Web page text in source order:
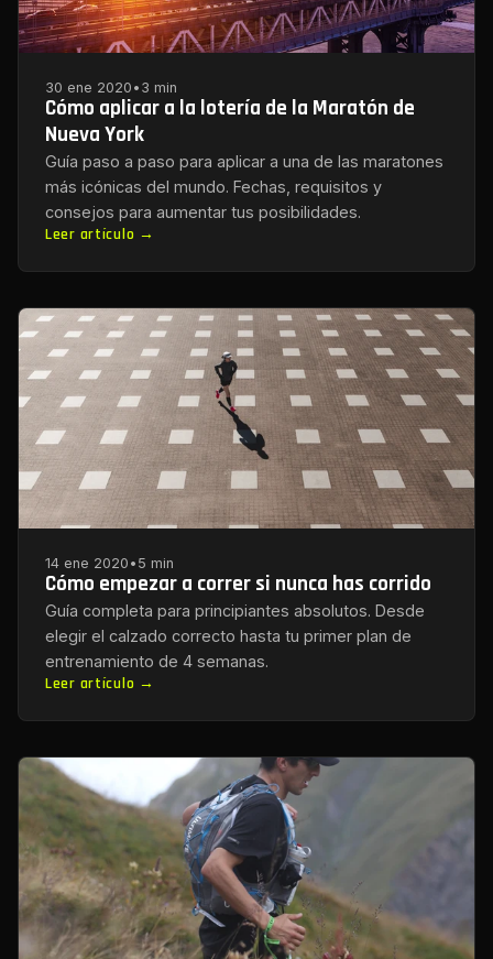
30 ene 2020 • 3 min
Cómo aplicar a la lotería de la Maratón de
Nueva York
Guía paso a paso para aplicar a una de las maratones
más icónicas del mundo. Fechas, requisitos y
consejos para aumentar tus posibilidades.
Leer artículo →
14 ene 2020 • 5 min
Cómo empezar a correr si nunca has corrido
Guía completa para principiantes absolutos. Desde
elegir el calzado correcto hasta tu primer plan de
entrenamiento de 4 semanas.
Leer artículo →